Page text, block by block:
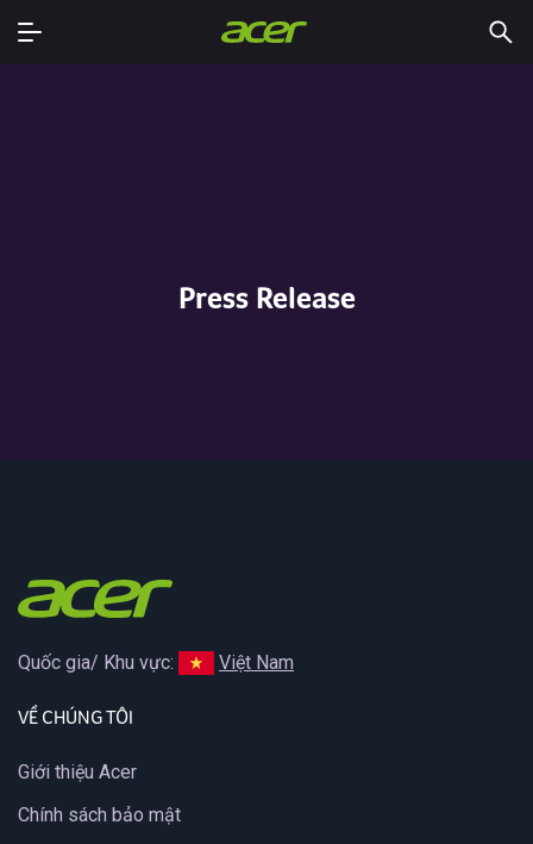
Press Release
Quốc gia/ Khu vực: Việt Nam
VỀ CHÚNG TÔI
Giới thiệu Acer
Chính sách bảo mật